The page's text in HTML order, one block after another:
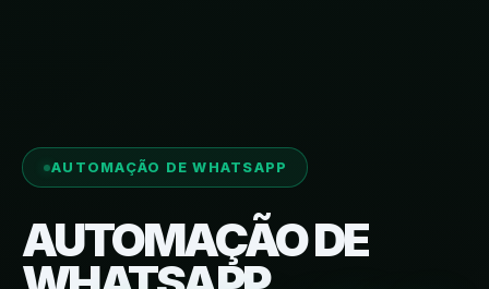
AUTOMAÇÃO DE WHATSAPP
AUTOMAÇÃO DE